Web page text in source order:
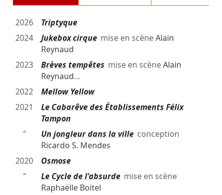
2026
Triptyque
2024
Jukebox cirquemise en scèneAlain
Reynaud
2023
Brèves tempêtes mise en scèneAlain
Reynaud…
2022
Mellow Yellow
2021
Le Cabarêve des Établissements Félix
Tampon
″
Un jongleur dans la villeconception
Ricardo S. Mendes
2020
Osmose
″
Le Cycle de l'absurdemise en scène
Raphaëlle Boitel